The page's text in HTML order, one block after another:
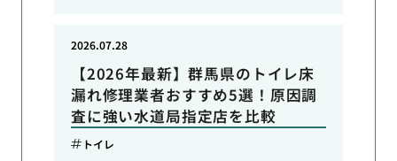
【2026年最新】群馬県のトイレ床
漏れ修理業者おすすめ5選！原因調
査に強い水道局指定店を比較
2026.07.28
トイレ